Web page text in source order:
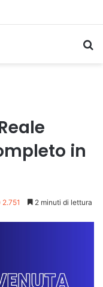
in
2.751 2 minuti di lettura